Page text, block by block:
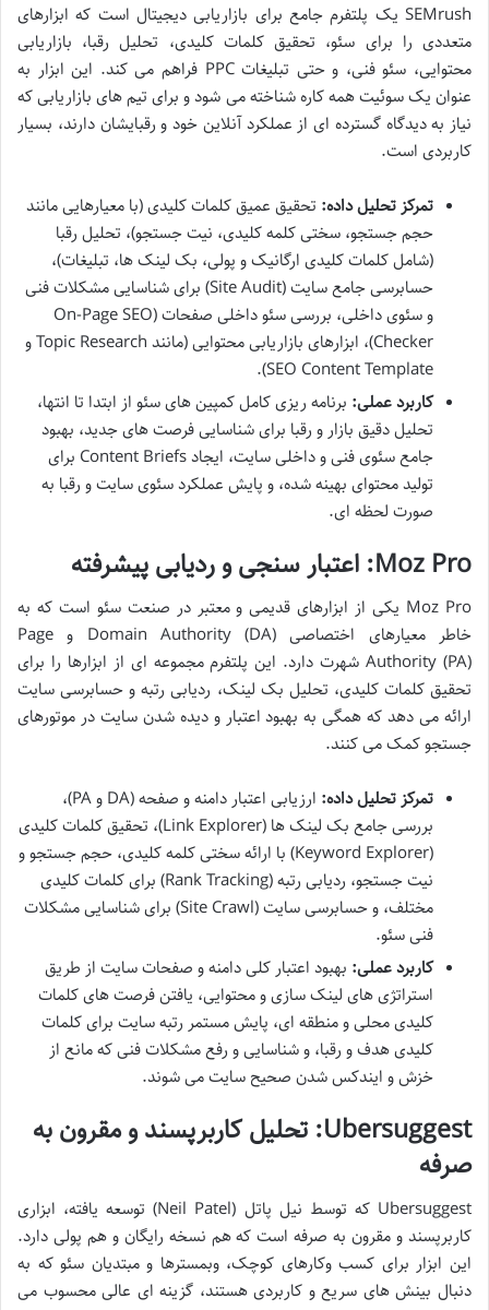
SEMrush یک پلتفرم جامع برای بازاریابی دیجیتال است که ابزارهای
متعددی را برای سئو، تحقیق کلمات کلیدی، تحلیل رقبا، بازاریابی
محتوایی، سئو فنی، و حتی تبلیغات PPC فراهم می کند. این ابزار به
عنوان یک سوئیت همه کاره شناخته می شود و برای تیم های بازاریابی که
نیاز به دیدگاه گسترده ای از عملکرد آنلاین خود و رقبایشان دارند، بسیار
کاربردی است.
تمرکز تحلیل داده: تحقیق عمیق کلمات کلیدی (با معیارهایی مانند
حجم جستجو، سختی کلمه کلیدی، نیت جستجو)، تحلیل رقبا
(شامل کلمات کلیدی ارگانیک و پولی، بک لینک ها، تبلیغات)،
حسابرسی جامع سایت (Site Audit) برای شناسایی مشکلات فنی
و سئوی داخلی، بررسی سئو داخلی صفحات (On-Page SEO
Checker)، ابزارهای بازاریابی محتوایی (مانند Topic Research و
SEO Content Template).
کاربرد عملی: برنامه ریزی کامل کمپین های سئو از ابتدا تا انتها،
تحلیل دقیق بازار و رقبا برای شناسایی فرصت های جدید، بهبود
جامع سئوی فنی و داخلی سایت، ایجاد Content Briefs برای
تولید محتوای بهینه شده، و پایش عملکرد سئوی سایت و رقبا به
صورت لحظه ای.
Moz Pro: اعتبار سنجی و ردیابی پیشرفته
Moz Pro یکی از ابزارهای قدیمی و معتبر در صنعت سئو است که به
خاطر معیارهای اختصاصی Domain Authority (DA) و Page
Authority (PA) شهرت دارد. این پلتفرم مجموعه ای از ابزارها را برای
تحقیق کلمات کلیدی، تحلیل بک لینک، ردیابی رتبه و حسابرسی سایت
ارائه می دهد که همگی به بهبود اعتبار و دیده شدن سایت در موتورهای
جستجو کمک می کنند.
تمرکز تحلیل داده:
ارزیابی اعتبار دامنه و صفحه (DA و PA)،
بررسی جامع بک لینک ها (Link Explorer)، تحقیق کلمات کلیدی
(Keyword Explorer) با ارائه سختی کلمه کلیدی، حجم جستجو و
نیت جستجو، ردیابی رتبه (Rank Tracking) برای کلمات کلیدی
مختلف، و حسابرسی سایت (Site Crawl) برای شناسایی مشکلات
فنی سئو.
کاربرد عملی: بهبود اعتبار کلی دامنه و صفحات سایت از طریق
استراتژی های لینک سازی و محتوایی، یافتن فرصت های کلمات
کلیدی محلی و منطقه ای، پایش مستمر رتبه سایت برای کلمات
کلیدی هدف و رقبا، و شناسایی و رفع مشکلات فنی که مانع از
خزش و ایندکس شدن صحیح سایت می شوند.
Ubersuggest: تحلیل کاربرپسند و مقرون به
صرفه
Ubersuggest که توسط نیل پاتل (Neil Patel) توسعه یافته، ابزاری
کاربرپسند و مقرون به صرفه است که هم نسخه رایگان و هم پولی دارد.
این ابزار برای کسب وکارهای کوچک، وبمسترها و مبتدیان سئو که به
دنبال بینش های سریع و کاربردی هستند، گزینه ای عالی محسوب می